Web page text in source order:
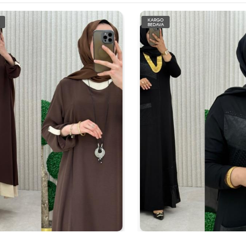
KARGO
BEDAVA